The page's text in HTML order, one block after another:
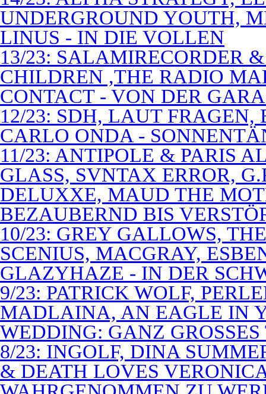
UNDERGROUND YOUTH,
LINUS - IN DIE VOLLEN
13/23: SALAMIRECORDER
CHILDREN ,THE RADIO
CONTACT - VON DER
12/23: SDH, LAUT
CARLO ONDA -
11/23: ANTIPOLE & PARIS
GLASS, SVNTAX ERROR,
DELUXXE, MAUD THE
BEZAUBERND BIS
10/23: GREY GALLOWS,
SCENIUS, MACGRAY,
GLAZYHAZE - IN DER
9/23: PATRICK WOLF,
MADLAINA, AN EAGLE IN
WEDDING: GANZ
8/23: INGOLF, DINA
& DEATH LOVES